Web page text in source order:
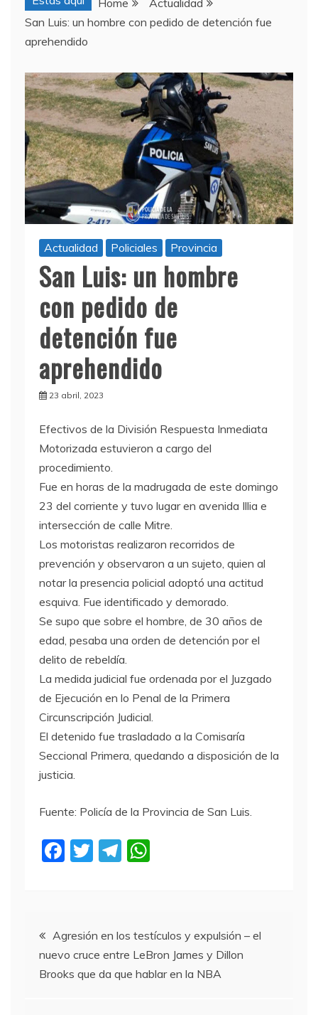
Home
Actualidad
San Luis: un hombre con pedido de detención fue
aprehendido
Actualidad Policiales Provincia
San Luis: un hombre
con pedido de
detención fue
aprehendido
23 abril, 2023
Efectivos de la División Respuesta Inmediata
Motorizada estuvieron a cargo del
procedimiento.
Fue en horas de la madrugada de este domingo
23 del corriente y tuvo lugar en avenida Illia e
intersección de calle Mitre.
Los motoristas realizaron recorridos de
prevención y observaron a un sujeto, quien al
notar la presencia policial adoptó una actitud
esquiva. Fue identificado y demorado.
Se supo que sobre el hombre, de 30 años de
edad, pesaba una orden de detención por el
delito de rebeldía.
La medida judicial fue ordenada por el Juzgado
de Ejecución en lo Penal de la Primera
Circunscripción Judicial.
El detenido fue trasladado a la Comisaría
Seccional Primera, quedando a disposición de la
justicia.
Fuente: Policía de la Provincia de San Luis.
F
b
o
o
T
T
a
m
A
p
p
Navegación
de
Agresión en los testículos y expulsión – el
nuevo cruce entre LeBron James y Dillon
Brooks que da que hablar en la NBA